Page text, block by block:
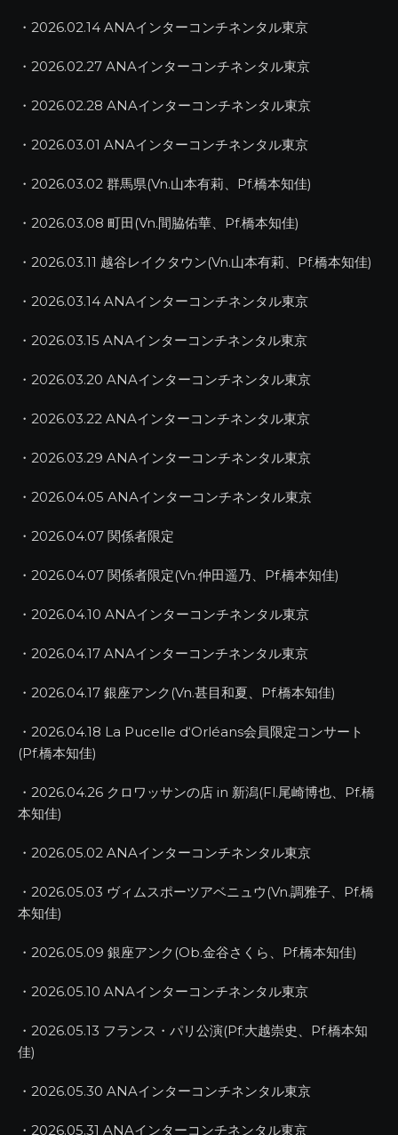
・2026.02.14 ANAインターコンチネンタル東京
・2026.02.27 ANAインターコンチネンタル東京
・2026.02.28 ANAインターコンチネンタル東京
・2026.03.01 ANAインターコンチネンタル東京
・2026.03.02 群馬県(Vn.山本有莉、Pf.橋本知佳)
・2026.03.08 町田(Vn.間脇佑華、Pf.橋本知佳)
・2026.03.11 越谷レイクタウン(Vn.山本有莉、Pf.橋本知佳)
・2026.03.14 ANAインターコンチネンタル東京
・2026.03.15 ANAインターコンチネンタル東京
・2026.03.20 ANAインターコンチネンタル東京
・2026.03.22 ANAインターコンチネンタル東京
・2026.03.29 ANAインターコンチネンタル東京
・2026.04.05 ANAインターコンチネンタル東京
・2026.04.07 関係者限定
・2026.04.07 関係者限定(Vn.仲田遥乃、Pf.橋本知佳)
・2026.04.10 ANAインターコンチネンタル東京
・2026.04.17 ANAインターコンチネンタル東京
・2026.04.17 銀座アンク(Vn.甚目和夏、Pf.橋本知佳)
・2026.04.18 La Pucelle d‘Orléans会員限定コンサート
(Pf.橋本知佳)
・2026.04.26 クロワッサンの店 in 新潟(Fl.尾崎博也、Pf.橋
本知佳)
・2026.05.02 ANAインターコンチネンタル東京
・2026.05.03 ヴィムスポーツアベニュウ(Vn.調雅子、Pf.橋
本知佳)
・2026.05.09 銀座アンク(Ob.金谷さくら、Pf.橋本知佳)
・2026.05.10 ANAインターコンチネンタル東京
・2026.05.13 フランス・パリ公演(Pf.大越崇史、Pf.橋本知
佳)
・2026.05.30 ANAインターコンチネンタル東京
・2026.05.31 ANAインターコンチネンタル東京